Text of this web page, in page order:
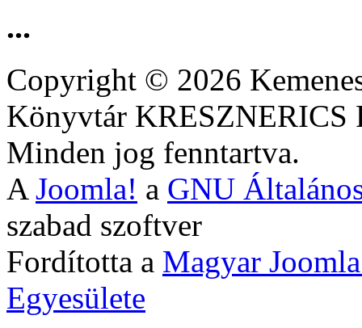
...
Copyright © 2026
Könyvtár
Minden jog fenntartva.
A Joomla! a GNU
szabad szoftver
Fordította a Magyar
Egyesülete